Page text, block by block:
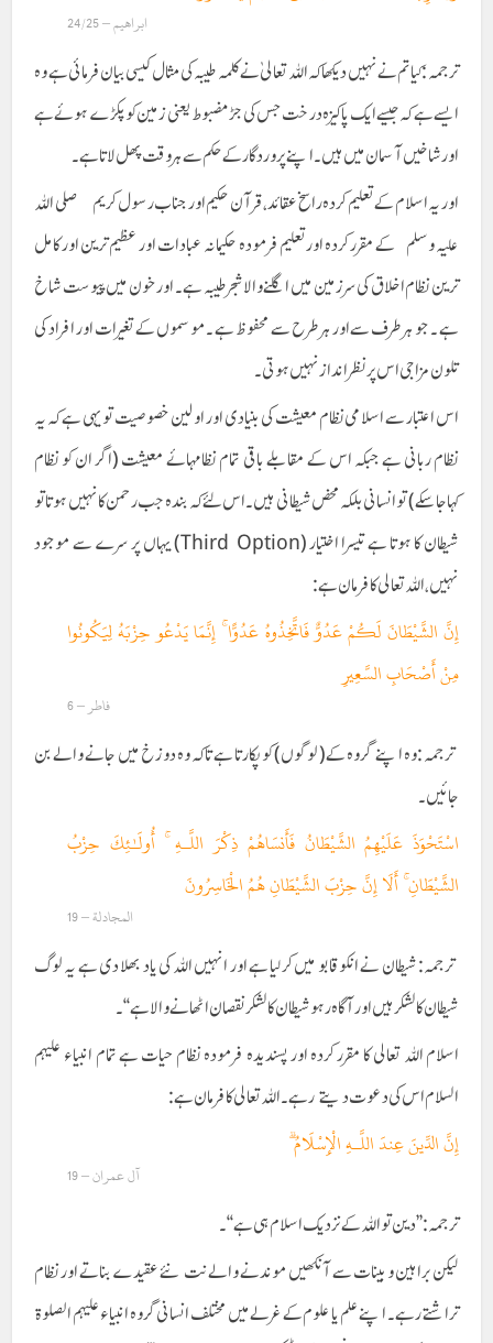
ابراهیم – 24/25
ترجمہ :کیا تم نے نہیں دیکھا کہ اللہ تعالیٰ نے کلمہ طیبہ کی مثال کیسی بیان فرمائی ہے وہ
ایسے ہے کہ جیسے ایک پاکیزہ درخت جس کی جڑ مضبوط یعنی زمین کو پکڑے ہوئے ہے
اور شاخیں آسمان میں ہیں۔ اپنے پروردگار کے حکم سے ہر وقت پھل لاتا ہے ۔
اور یہ اسلام کے تعلیم کردہ راسخ عقائد ،قرآن حکیم اور جناب رسول کریم صلی اللہ
علیہ وسلم کے مقرر کردہ اورتعلیم فرمودہ حکیمانہ عبادات اور عظیم ترین اور کامل
ترین نظام اخلاق کی سرزمین میں اگلنے والا شجر طیبہ ہے۔ اور خون میں پیوست شاخ
ہے ۔ جو ہر طرف سے اور ہر طرح سے محفوظ ہے ۔ موسموں کے تغیرات اور افراد کی
تلون مزاجی اس پر نظر انداز نہیں ہوتی ۔
اس اعتبار سے اسلامی نظام معیشت کی بنیاد ی اور اولین خصوصیت تو یہی ہے کہ یہ
نظام ربانی ہے جبکہ اس کے مقابلے باقی تمام نظامہائے معیشت (اگر ان کو نظام
کہاجاسکے ) تو انسانی بلکہ محض شیطانی ہیں ۔ اس لئے کہ بندہ جب رحمن کا نہیں ہوتا تو
شیطان کا ہوتا ہے تیسرا اختیار (Third Option) یہاں پر سرے سے موجود
نہیں ،اللہ تعالی کا فرمان ہے :
إِنَّ الشَّيْطَانَ لَكُمْ عَدُوٌّ فَاتَّخِذُوهُ عَدُوًّا ۚ إِنَّمَا يَدْعُو حِزْبَهُ لِيَكُونُوا
مِنْ أَصْحَابِ السَّعِيرِ
فاطر – 6
ترجمہ :وہ اپنے گروہ کے( لوگوں) کو پکارتا ہے تاکہ وہ دوزخ میں جانے والے بن
جائیں۔
اسْتَحْوَذَ عَلَيْهِمُ الشَّيْطَانُ فَأَنسَاهُمْ ذِكْرَ اللَّـهِ ۚ أُولَـٰئِكَ حِزْبُ
الشَّيْطَانِ ۚ أَلَا إِنَّ حِزْبَ الشَّيْطَانِ هُمُ الْخَاسِرُونَ
المجادلة – 19
ترجمہ: شیطان نے انکو قابو میں کرلیا ہے اور انہیں اللہ کی یاد بھلا دی ہے یہ لوگ
شیطان کا لشکر ہیں اور آگاہ رہو شیطان کا لشکر نقصان اٹھانے والا ہے‘‘۔
اسلام اللہ تعالی کا مقرر کردہ اور پسندیدہ فرمودہ نظام حیات ہے تمام انبیاء علیہم
السلام اس کی دعوت دیتے رہے۔اللہ تعالی کا فرمان ہے :
إِنَّ الدِّينَ عِندَ اللَّـهِ الْإِسْلَامُ ۗ
آل عمران – 19
ترجمہ :’’ دین تو اللہ کے نزدیک اسلام ہی ہے‘‘۔
لیکن براہین و بینات سے آنکھیں موندنے والے نت نئے عقیدے بناتے اور نظام
تراشتے رہے ۔ اپنے علم یا علوم کے غرلے میں مختلف انسانی گروہ انبیاء علیہم الصلوۃ